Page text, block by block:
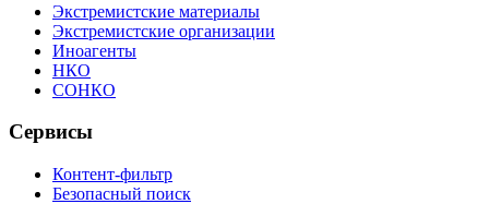
Экстремистские материалы
Экстремистские организации
Иноагенты
НКО
СОНКО
Сервисы
Контент-фильтр
Безопасный поиск